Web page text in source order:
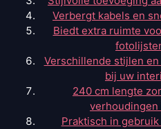
Verbergt kabels en
Biedt extra ruimte
Verschillende stijlen
bij uw
240 cm lengte
verhoudingen
Praktisch in